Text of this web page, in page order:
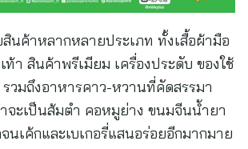
นค้าหลากหลายประเภท ทั้งเสื้อผ้ามือ
ท้า สินค้าพรีเมียม เครื่องประดับ ของใช้
วมถึงอาหารคาว-หวานที่คัดสรรมา
จะเป็นส้มตำ คอหมูย่าง ขนมจีนน้ำยา
นเค้กและเบเกอรี่แสนอร่อยอีกมากมาย